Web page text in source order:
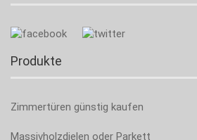
Produkte
Zimmertüren günstig kaufen
Massivholzdielen oder Parkett